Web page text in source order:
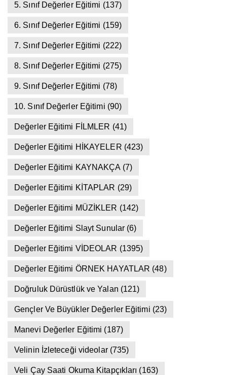
5. Sınıf Değerler Eğitimi (137)
6. Sınıf Değerler Eğitimi (159)
7. Sınıf Değerler Eğitimi (222)
8. Sınıf Değerler Eğitimi (275)
9. Sınıf Değerler Eğitimi (78)
10. Sınıf Değerler Eğitimi (90)
Değerler Eğitimi FİLMLER (41)
Değerler Eğitimi HİKAYELER (423)
Değerler Eğitimi KAYNAKÇA (7)
Değerler Eğitimi KİTAPLAR (29)
Değerler Eğitimi MÜZİKLER (142)
Değerler Eğitimi Slayt Sunular (6)
Değerler Eğitimi VİDEOLAR (1395)
Değerler Eğitimi ÖRNEK HAYATLAR (48)
Doğruluk Dürüstlük ve Yalan (121)
Gençler Ve Büyükler Değerler Eğitimi (23)
Manevi Değerler Eğitimi (187)
Velinin İzleteceği videolar(735)
Veli Çay Saati Okuma Kitapçıkları (163)